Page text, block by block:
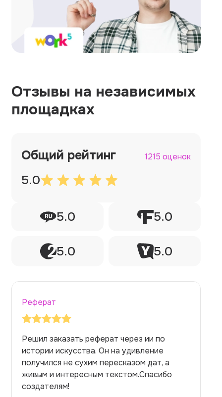
Отзывы на независимых
площадках
Общий рейтинг 1215 оценок
5.0
5.0 5.0
5.0 5.0
Реферат
Заказывала реферат с помощью нейросети
на медицинскую тему. Ожидала худшего,
но справилась. Термины использовала
правильно. Для быстрого ознакомления с
темой — идеально.